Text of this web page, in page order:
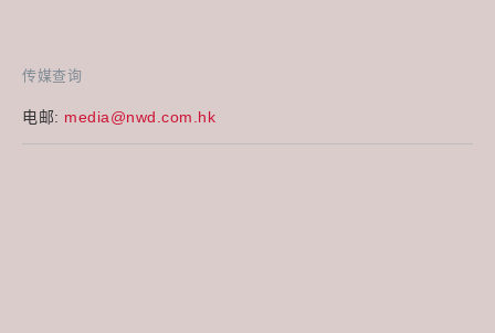
传媒查询
电邮: media@nwd.com.hk